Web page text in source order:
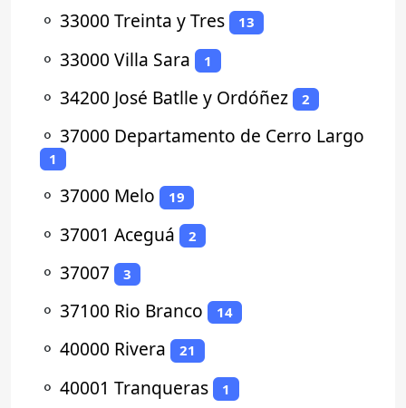
⚬ 33000 Treinta y Tres 13
⚬ 33000 Villa Sara 1
⚬ 34200 José Batlle y Ordóñez 2
⚬ 37000 Departamento de Cerro Largo
1
⚬ 37000 Melo 19
⚬ 37001 Aceguá 2
⚬ 37007 3
⚬ 37100 Rio Branco 14
⚬ 40000 Rivera 21
⚬ 40001 Tranqueras 1